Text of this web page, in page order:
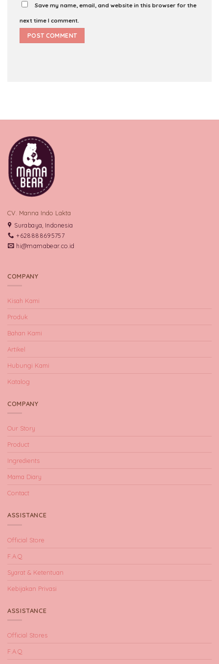
Save my name, email, and website in this browser for the
next time I comment.
CV. Manna Indo Lakta
Surabaya, Indonesia
+628888695757
hi@mamabear.co.id
COMPANY
Kisah Kami
Produk
Bahan Kami
Artikel
Hubungi Kami
Katalog
COMPANY
Our Story
Product
Ingredients
Mama Diary
Contact
ASSISTANCE
Official Store
F.A.Q
Syarat & Ketentuan
Kebijakan Privasi
ASSISTANCE
Official Stores
F.A.Q